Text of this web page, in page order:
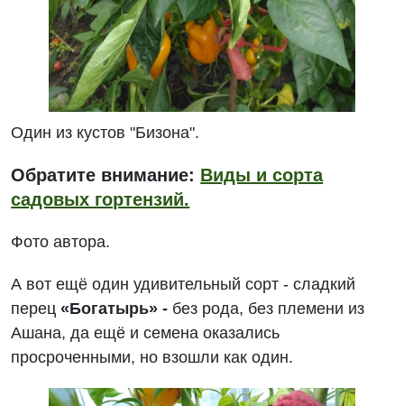
Один из кустов "Бизона".
Обратите внимание: Виды и сорта
садовых гортензий.
Фото автора.
А вот ещё один удивительный сорт - сладкий
перец«Богатырь» - без рода, без племени из
Ашана, да ещё и семена оказались
просроченными, но взошли как один.